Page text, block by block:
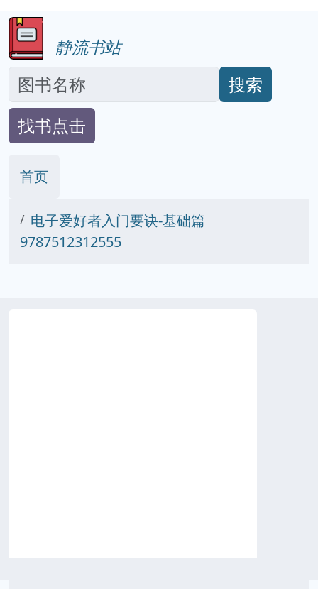
静流书站
搜索
找书点击
首页
电子爱好者入门要诀-基础篇
9787512312555